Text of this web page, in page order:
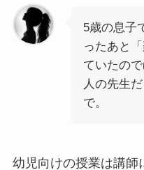
5歳の息子
ったあと
ていたの
人の先生
で。
幼児向けの授業は講師